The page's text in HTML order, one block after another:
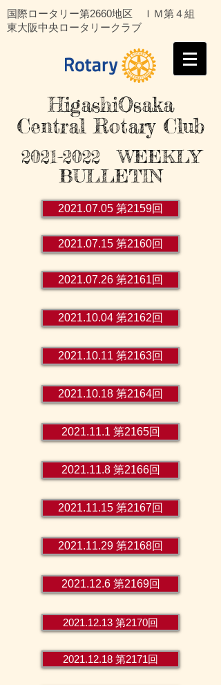
国際ロータリー第2660地区 ＩＭ第４組
東大阪中央ロータリークラブ
HigashiOsaka
Central Rotary Club
2021-2022 WEEKLY
BULLETIN
2021.07.05 第2159回
2021.07.15 第2160回
2021.07.26 第2161回
2021.10.04 第2162回
2021.10.11 第2163回
2021.10.18 第2164回
2021.11.1 第2165回
2021.11.8 第2166回
2021.11.15 第2167回
2021.11.29 第2168回
2021.12.6 第2169回
2021.12.13 第2170回
2021.12.18 第2171回